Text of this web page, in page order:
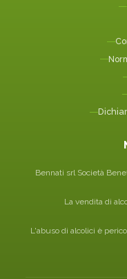
Bennati srl Società
La vendita di
L'abuso di alcolici è